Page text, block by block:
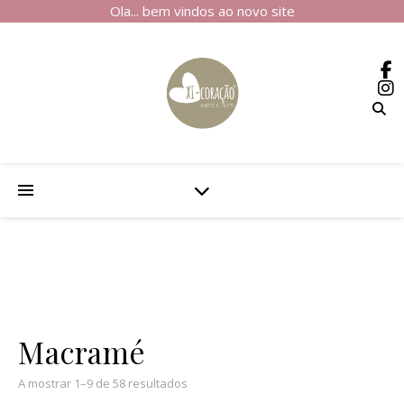
Ola... bem vindos ao novo site
Macramé
A mostrar 1–9 de 58 resultados